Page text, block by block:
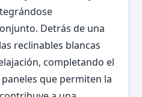
Detrás de una
reclinables blancas
completando el
que permiten la